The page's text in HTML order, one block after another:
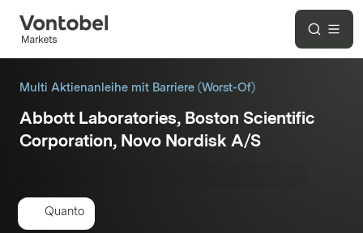
Multi Aktienanleihe mit Barriere (Worst-Of)
Abbott Laboratories, Boston Scientific
Corporation, Novo Nordisk A/S
Quanto